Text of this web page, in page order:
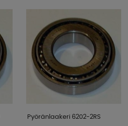
Pyöränlaakeri 6202-2RS